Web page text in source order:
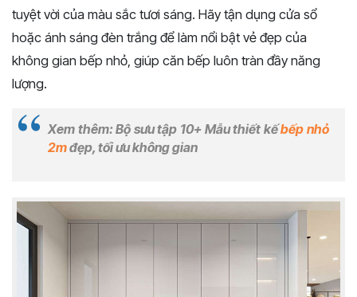
tuyệt vời của màu sắc tươi sáng. Hãy tận dụng cửa sổ
hoặc ánh sáng đèn trắng để làm nổi bật vẻ đẹp của
không gian bếp nhỏ, giúp căn bếp luôn tràn đầy năng
lượng.
Xem thêm: Bộ sưu tập 10+ Mẫu thiết kếbếp nhỏ
2mđẹp, tối ưu không gian